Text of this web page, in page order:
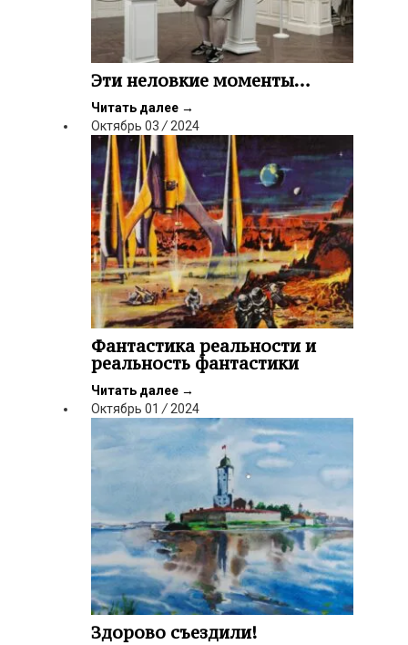
Эти неловкие моменты…
Читать далее →
Октябрь 03 / 2024
Фантастика реальности и
реальность фантастики
Читать далее →
Октябрь 01/2024
Здорово съездили!